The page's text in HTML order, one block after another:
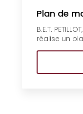
Plan de
B.E.T.
réalise un